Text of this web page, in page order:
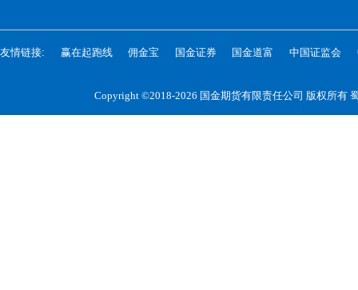
友情链接: 赢在起跑线 佣金宝 国金证券 国金道富 中国证监会
Copyright ©2018-2026 国金期货有限责任公司 版权所有